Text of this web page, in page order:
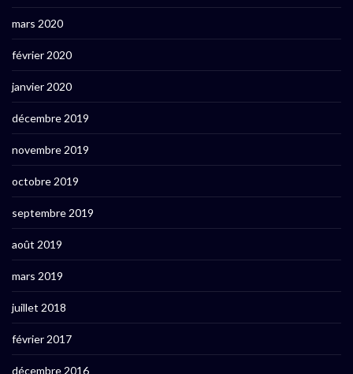
mars 2020
février 2020
janvier 2020
décembre 2019
novembre 2019
octobre 2019
septembre 2019
août 2019
mars 2019
juillet 2018
février 2017
décembre 2016